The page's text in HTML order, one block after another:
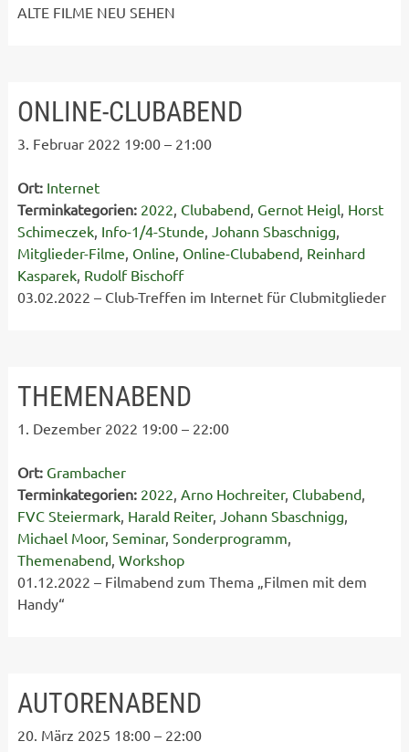
ALTE FILME NEU SEHEN
ONLINE-CLUBABEND
3. Februar 2022 19:00– 21:00
Ort: Internet
Terminkategorien: 2022, Clubabend, Gernot Heigl, Horst
Schimeczek, Info-1/4-Stunde, Johann Sbaschnigg,
Mitglieder-Filme, Online, Online-Clubabend, Reinhard
Kasparek, Rudolf Bischoff
03.02.2022 – Club-Treffen im Internet für Clubmitglieder
THEMENABEND
1. Dezember 2022 19:00– 22:00
Ort: Grambacher
Terminkategorien: 2022, Arno Hochreiter, Clubabend,
FVC Steiermark, Harald Reiter, Johann Sbaschnigg,
Michael Moor, Seminar, Sonderprogramm,
Themenabend, Workshop
01.12.2022 – Filmabend zum Thema „Filmen mit dem
Handy“
AUTORENABEND
20. März 2025 18:00– 22:00